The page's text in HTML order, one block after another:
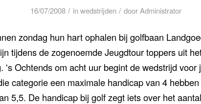
16/07/2008 / inwedstrijden / door Administrator
zondag hun hart ophalen bij golfbaan
tijdens de zogenoemde Jeugdtour toppers uit
's Ochtends om acht uur begint de wedstrijd voor
categorie een maximale handicap van 4
5,5. De handicap bij golf zegt iets over het